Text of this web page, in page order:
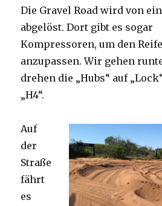
Die Gravel Road wird von
abgelöst. Dort gibt es sogar
Kompressoren, um den
anzupassen. Wir gehen
drehen die „Hubs“ auf
„H4“.
Auf
der
Straße
fährt
es